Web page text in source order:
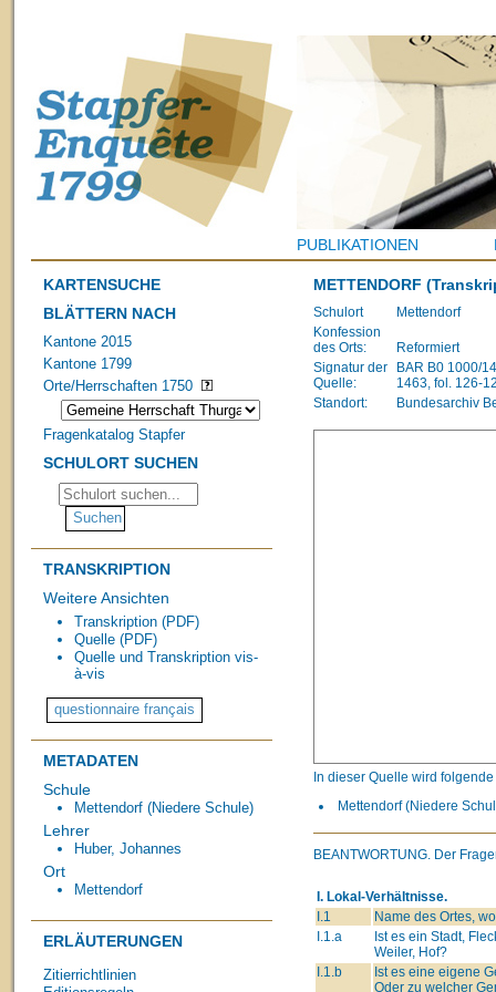
PUBLIKATIONEN
KARTENSUCHE
BLÄTTERN NACH
Kantone 2015
Kantone 1799
Orte/Herrschaften 1750
Fragenkatalog Stapfer
SCHULORT SUCHEN
TRANSKRIPTION
Weitere Ansichten
Transkription (PDF)
Quelle (PDF)
Quelle und Transkription vis-
à-vis
METADATEN
Schule
Mettendorf (Niedere Schule)
Lehrer
Huber, Johannes
Ort
Mettendorf
ERLÄUTERUNGEN
Zitierrichtlinien
METTENDORF
Schulort
Mettendorf
Konfession
des Orts:
Reformiert
Signatur der
Quelle:
BAR B0 1000/
1463, fol. 126-
Standort:
Bundesarchiv
In dieser Quelle wird
Mettendorf (Niedere
BEANTWORTUNG. Der
I. Lokal-Verhältnisse.
I.1
Name des Ortes,
I.1.a
Ist es ein Stadt,
Weiler, Hof?
I.1.b
Ist es eine eigene
Oder zu welcher